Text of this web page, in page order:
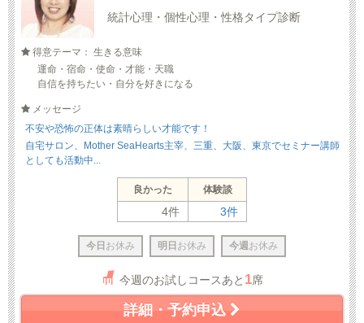
統計心理・個性心理・性格タイプ診断
得意テーマ： 生きる意味
運命・宿命・使命・才能・天職
自信を持ちたい・自分を好きになる
メッセージ
不安や恐怖の正体は素晴らしい才能です！
自宅サロン、Mother SeaHearts主宰、三重、大阪、東京でセミナー講師
としても活動中...
良かった 体験談
4件 3件
今日 お休み 明日 お休み 今週 お休み
今週のお試しコースあと 1席
詳細・予約申込